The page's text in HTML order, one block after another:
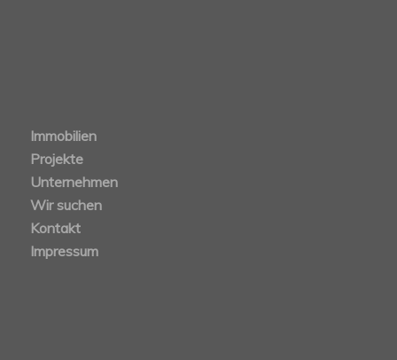
Immobilien
Projekte
Unternehmen
Wir suchen
Kontakt
Impressum